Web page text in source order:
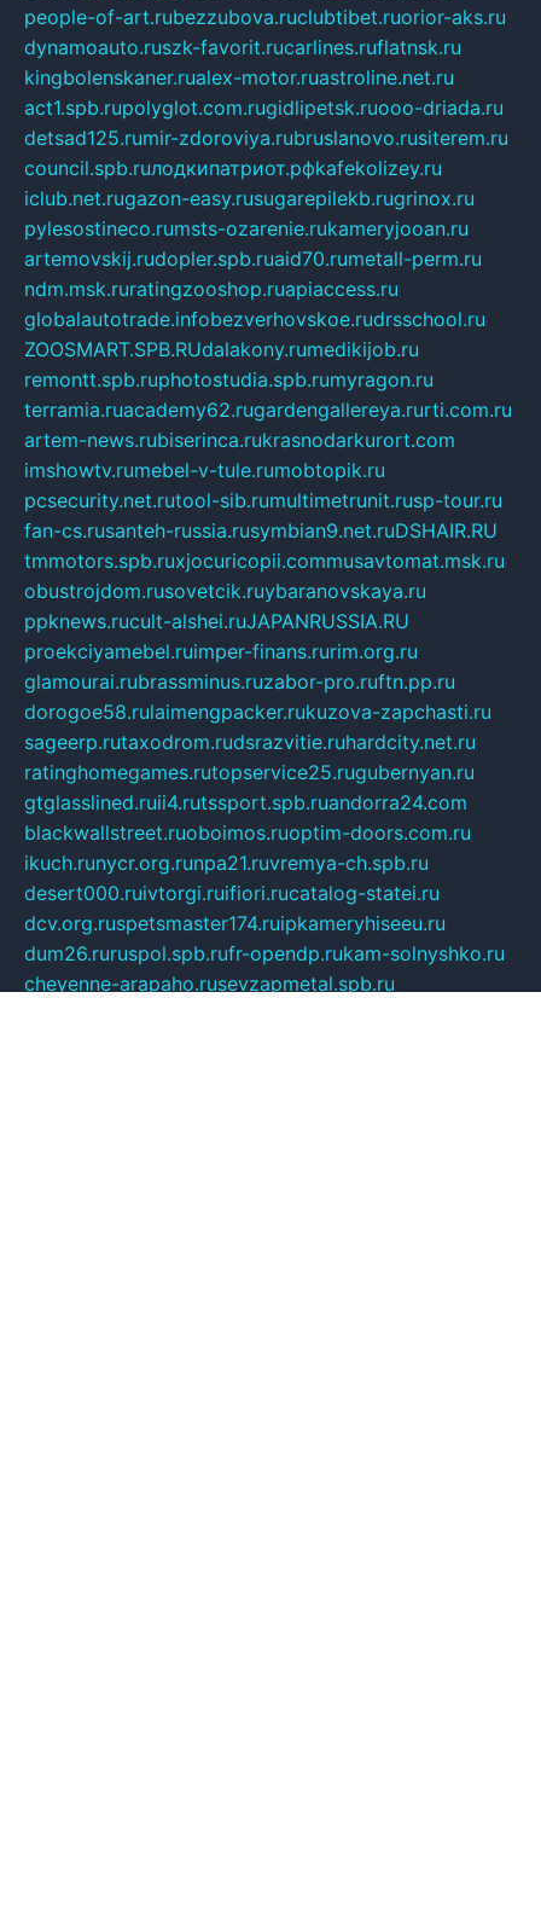
people-of-art.rubezzubova.ruclubtibet.ruorior-aks.ru
dynamoauto.ruszk-favorit.rucarlines.ruflatnsk.ru
kingbolenskaner.rualex-motor.ruastroline.net.ru
act1.spb.rupolyglot.com.rugidlipetsk.ruooo-driada.ru
detsad125.rumir-zdoroviya.rubruslanovo.rusiterem.ru
council.spb.ruлодкипатриот.рфkafekolizey.ru
iclub.net.rugazon-easy.rusugarepilekb.rugrinox.ru
pylesostineco.rumsts-ozarenie.rukameryjooan.ru
artemovskij.rudopler.spb.ruaid70.rumetall-perm.ru
ndm.msk.ruratingzooshop.ruapiaccess.ru
globalautotrade.infobezverhovskoe.rudrsschool.ru
ZOOSMART.SPB.RUdalakony.rumedikijob.ru
remontt.spb.ruphotostudia.spb.rumyragon.ru
terramia.ruacademy62.rugardengallereya.rurti.com.ru
artem-news.rubiserinca.rukrasnodarkurort.com
imshowtv.rumebel-v-tule.rumobtopik.ru
pcsecurity.net.rutool-sib.rumultimetrunit.rusp-tour.ru
fan-cs.rusanteh-russia.rusymbian9.net.ruDSHAIR.RU
tmmotors.spb.ruxjocuricopii.commusavtomat.msk.ru
obustrojdom.rusovetcik.ruybaranovskaya.ru
ppknews.rucult-alshei.ruJAPANRUSSIA.RU
proekciyamebel.ruimper-finans.rurim.org.ru
glamourai.rubrassminus.ruzabor-pro.ruftn.pp.ru
dorogoe58.rulaimengpacker.rukuzova-zapchasti.ru
sageerp.rutaxodrom.rudsrazvitie.ruhardcity.net.ru
ratinghomegames.rutopservice25.rugubernyan.ru
gtglasslined.ruii4.rutssport.spb.ruandorra24.com
blackwallstreet.ruoboimos.ruoptim-doors.com.ru
ikuch.runycr.org.runpa21.ruvremya-ch.spb.ru
desert000.ruivtorgi.ruifiori.rucatalog-statei.ru
dcv.org.ruspetsmaster174.ruipkameryhiseeu.ru
dum26.ruruspol.spb.rufr-opendp.rukam-solnyshko.ru
cheyenne-arapaho.rusevzapmetal.spb.ru